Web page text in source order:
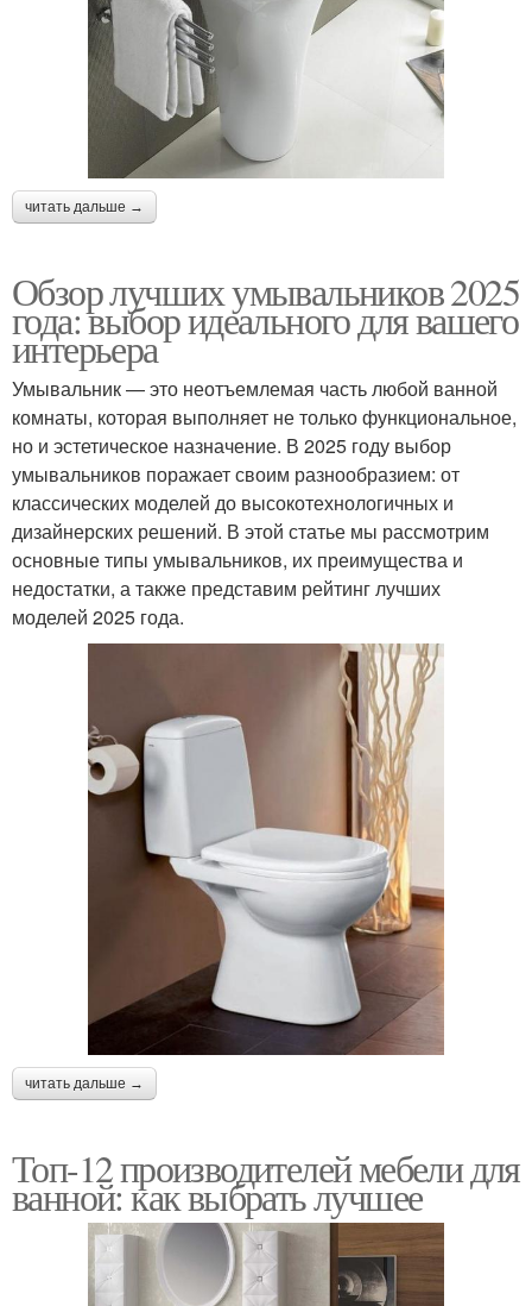
читать дальше →
Обзор лучших умывальников 2025
года: выбор идеального для вашего
интерьера
Умывальник — это неотъемлемая часть любой ванной
комнаты, которая выполняет не только функциональное,
но и эстетическое назначение. В 2025 году выбор
умывальников поражает своим разнообразием: от
классических моделей до высокотехнологичных и
дизайнерских решений. В этой статье мы рассмотрим
основные типы умывальников, их преимущества и
недостатки, а также представим рейтинг лучших
моделей 2025 года.
читать дальше →
Топ-12 производителей мебели для
ванной: как выбрать лучшее